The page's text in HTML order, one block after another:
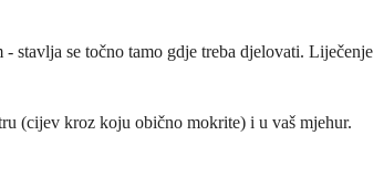
stavlja se točno tamo gdje treba djelovati. Liječenje
(cijev kroz koju obično mokrite) i u vaš mjehur.